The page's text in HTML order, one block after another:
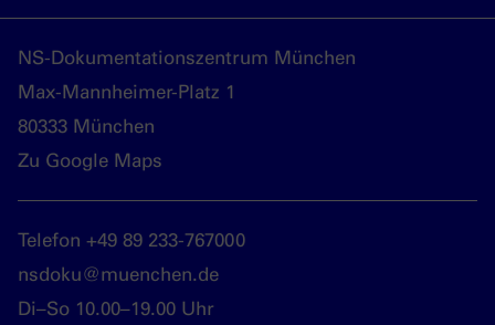
NS-Dokumentationszentrum München
Max-Mannheimer-Platz 1
80333 München
Zu Google Maps
Telefon +49 89 233-767000
nsdoku@muenchen.de
Di–So 10.00–19.00 Uhr